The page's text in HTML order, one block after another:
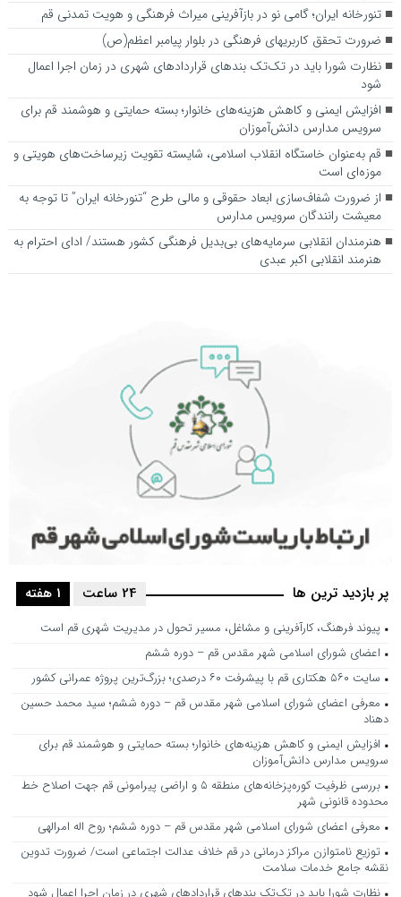
تنورخانه ایران؛ گامی نو در بازآفرینی میراث فرهنگی و هویت تمدنی قم
ضرورت تحقق کاربری­های فرهنگی در بلوار پیامبر اعظم(ص)
نظارت شورا باید در تک‌تک بندهای قراردادهای شهری در زمان اجرا اعمال
شود
افزایش ایمنی و کاهش هزینه‌های خانوار؛ بسته حمایتی و هوشمند قم برای
سرویس مدارس دانش‌آموزان
قم به‌عنوان خاستگاه انقلاب اسلامی، شایسته تقویت زیرساخت‌های هویتی و
موزه‌ای است
از ضرورت شفاف‌سازی ابعاد حقوقی و مالی طرح “تنورخانه ایران” تا توجه به
معیشت رانندگان سرویس مدارس
هنرمندان انقلابی سرمایه‌های بی‌بدیل فرهنگی کشور هستند/ ادای احترام به
هنرمند انقلابی اکبر عبدی
پر بازدید ترین ها 1 هفته 24 ساعت
پیوند فرهنگ، کارآفرینی و مشاغل، مسیر تحول در مدیریت شهری قم است
اعضای شورای اسلامی شهر مقدس قم – دوره ششم
سایت ۵۶۰ هکتاری قم با پیشرفت ۶۰ درصدی؛ بزرگ‌ترین پروژه عمرانی کشور
معرفی اعضای شورای اسلامی شهر مقدس قم – دوره ششم؛ سید محمد حسین
دهناد
افزایش ایمنی و کاهش هزینه‌های خانوار؛ بسته حمایتی و هوشمند قم برای
سرویس مدارس دانش‌آموزان
بررسی ظرفیت کوره‌پزخانه‌های منطقه ۵ و اراضی پیرامونی قم جهت اصلاح خط
محدوده قانونی شهر
معرفی اعضای شورای اسلامی شهر مقدس قم – دوره ششم؛ روح اله امرالهی
توزیع نامتوازن مراکز درمانی در قم خلاف عدالت اجتماعی است/ ضرورت تدوین
نقشه جامع خدمات سلامت
نظارت شورا باید در تک‌تک بندهای قراردادهای شهری در زمان اجرا اعمال شود